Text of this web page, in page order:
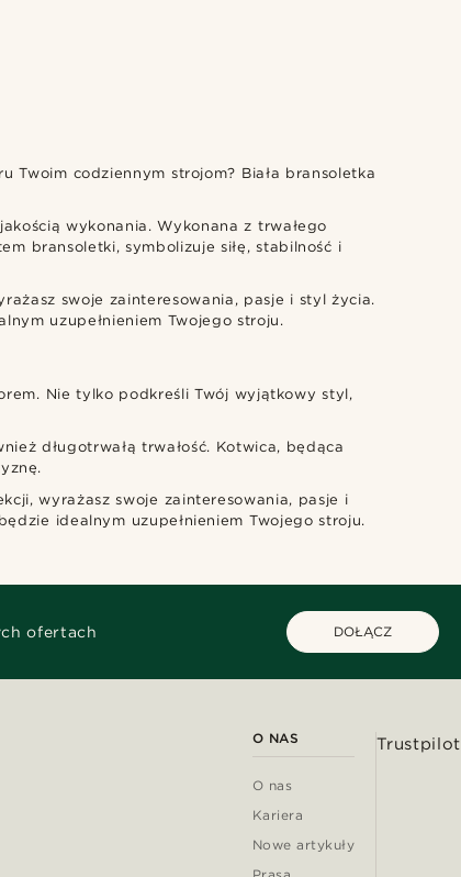
Twoim codziennym strojom? Biała bransoletka
wykonania. Wykonana z trwałego
bransoletki, symbolizuje siłę, stabilność i
swoje zainteresowania, pasje i styl życia.
uzupełnieniem Twojego stroju.
Nie tylko podkreśli Twój wyjątkowy styl,
długotrwałą trwałość. Kotwica, będąca
wyrażasz swoje zainteresowania, pasje i
idealnym uzupełnieniem Twojego stroju.
ofertach DOŁĄCZ
O NAS
O nas
Kariera
Nowe artykuły
Trustpilot